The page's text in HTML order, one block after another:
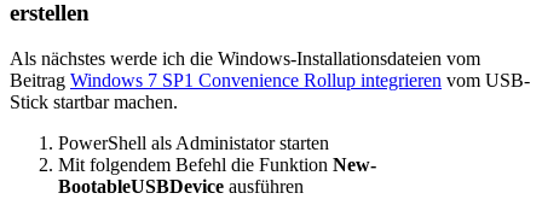
erstellen
Als nächstes werde ich die Windows-Installationsdateien vom
Beitrag Windows 7 SP1 Convenience Rollup integrieren vom USB-
Stick startbar machen.
PowerShell als Administator starten
Mit folgendem Befehl die Funktion New-
BootableUSBDevice ausführen